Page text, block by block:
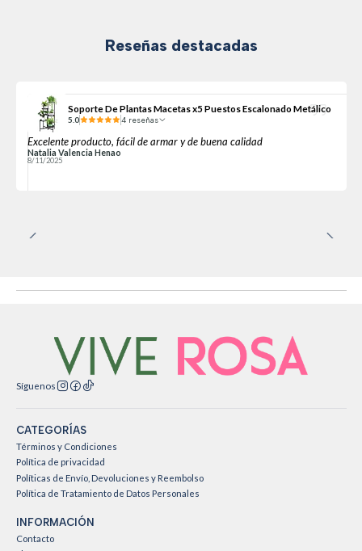
Reseñas destacadas
Soporte De Plantas Macetas x5 Puestos Escalonado Metálico
5.0 4 reseñas
Excelente producto, fácil de armar y de buena calidad
Natalia Valencia Henao
8/11/2025
Síguenos
CATEGORÍAS
Términos y Condiciones
Política de privacidad
Políticas de Envío, Devoluciones y Reembolso
Política de Tratamiento de Datos Personales
INFORMACIÓN
Contacto